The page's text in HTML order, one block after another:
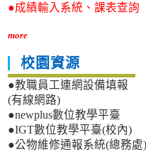
●成績輸入系統、課表查詢
more
校園資源
●教職員工連網設備填報
(有線網路)
●newplus數位教學平臺
●IGT數位教學平臺(校內)
●公物維修通報系統(總務處)